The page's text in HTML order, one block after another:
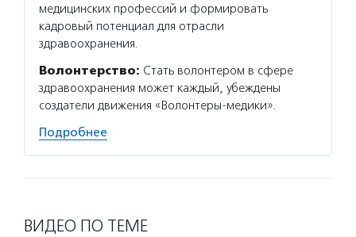
медицинских профессий и формировать
кадровый потенциал для отрасли
здравоохранения.
Волонтерство: Стать волонтером в сфере
здравоохранения может каждый, убеждены
создатели движения «Волонтеры-медики».
Подробнее
ВИДЕО ПО ТЕМЕ